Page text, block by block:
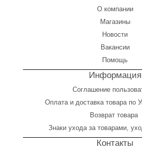
О компании
Магазины
Новости
Вакансии
Помощь
Информация
Соглашение
Оплата и доставка товара по
Возврат товара
Знаки ухода за товарами,
Контакты